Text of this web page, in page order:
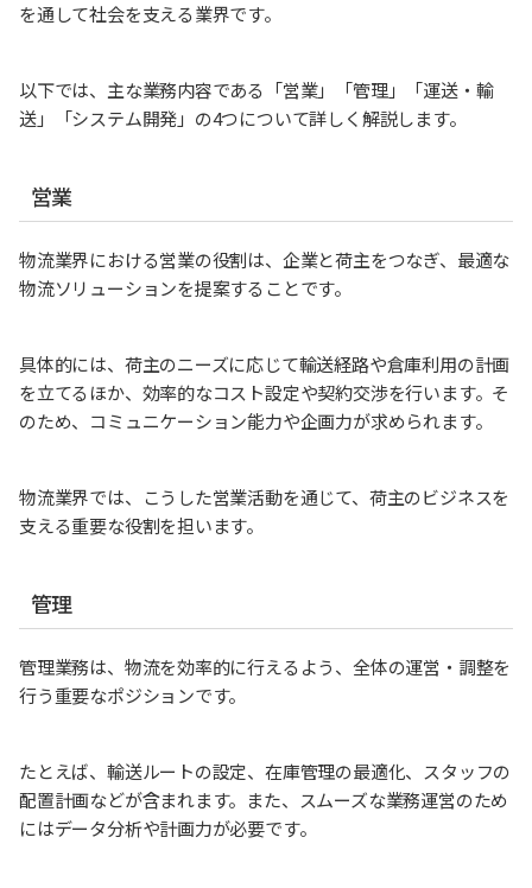
を通して社会を支える業界です。
以下では、主な業務内容である「営業」「管理」「運送・輸
送」「システム開発」の4つについて詳しく解説します。
営業
物流業界における営業の役割は、企業と荷主をつなぎ、最適な
物流ソリューションを提案することです。
具体的には、荷主のニーズに応じて輸送経路や倉庫利用の計画
を立てるほか、効率的なコスト設定や契約交渉を行います。そ
のため、コミュニケーション能力や企画力が求められます。
物流業界では、こうした営業活動を通じて、荷主のビジネスを
支える重要な役割を担います。
管理
管理業務は、物流を効率的に行えるよう、全体の運営・調整を
行う重要なポジションです。
たとえば、輸送ルートの設定、在庫管理の最適化、スタッフの
配置計画などが含まれます。また、スムーズな業務運営のため
にはデータ分析や計画力が必要です。